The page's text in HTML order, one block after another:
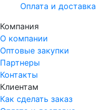
Оплата и доставка
Компания
О компании
Оптовые закупки
Партнеры
Контакты
Клиентам
Как сделать заказ